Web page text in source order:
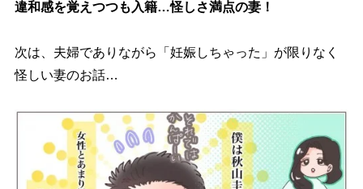
違和感を覚えつつも入籍…怪しさ満点の妻！
次は、夫婦でありながら「妊娠しちゃった」が限りなく
怪しい妻のお話…